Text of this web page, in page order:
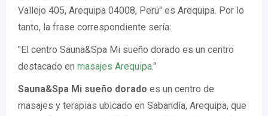
Vallejo 405, Arequipa 04008, Perú" es Arequipa. Por lo
tanto, la frase correspondiente sería:
"El centro Sauna&Spa Mi sueño dorado es un centro
destacado en masajes Arequipa."
Sauna&Spa Mi sueño dorado es un centro de
masajes y terapias ubicado en Sabandía, Arequipa, que